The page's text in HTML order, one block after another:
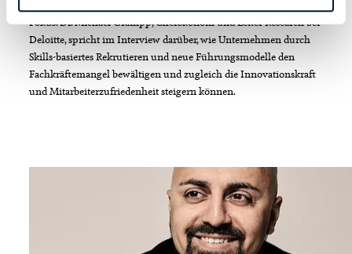
Fokus. Dr. Michael Grampp, Chefökonom und Leiter Research bei
Deloitte, spricht im Interview darüber, wie Unternehmen durch
Skills-basiertes Rekrutieren und neue Führungsmodelle den
Fachkräftemangel bewältigen und zugleich die Innovationskraft
und Mitarbeiterzufriedenheit steigern können.